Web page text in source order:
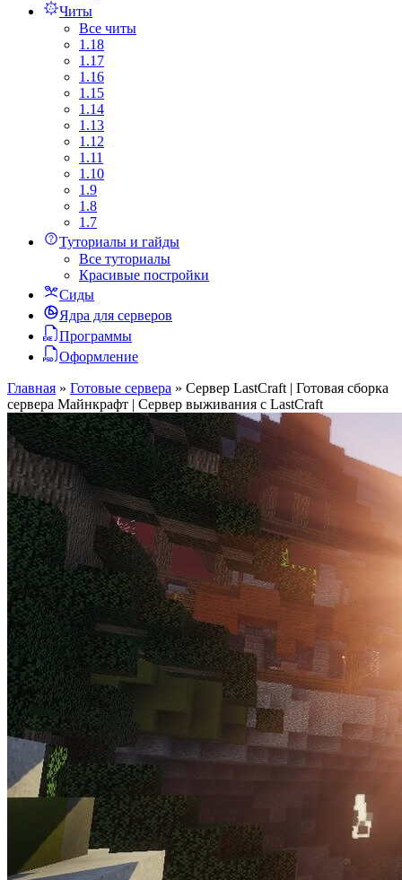
Читы
Все читы
1.18
1.17
1.16
1.15
1.14
1.13
1.12
1.11
1.10
1.9
1.8
1.7
Туториалы и гайды
Все туториалы
Красивые постройки
Сиды
Ядра для серверов
Программы
Оформление
Главная » Готовые сервера » Сервер LastCraft | Готовая сборка
сервера Майнкрафт | Сервер выживания с LastCraft